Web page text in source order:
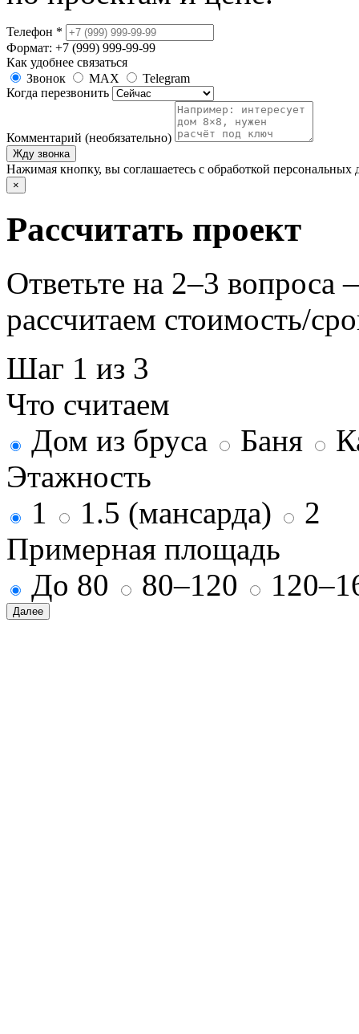
Телефон *
Формат: +7 (999) 999-99-99
Как удобнее связаться
Звонок
MAX
Telegram
Когда перезвонить
Комментарий (необязательно)
Жду звонка
Нажимая кнопку, вы соглашаетесь с обработкой персональных
×
Рассчитать проект
Ответьте на 2–3
рассчитаем стоимость/
Шаг 1 из 3
Что считаем
Дом из бруса
Баня
Этажность
1
1.5 (мансарда)
2
Примерная площадь
До 80
80–120
Далее